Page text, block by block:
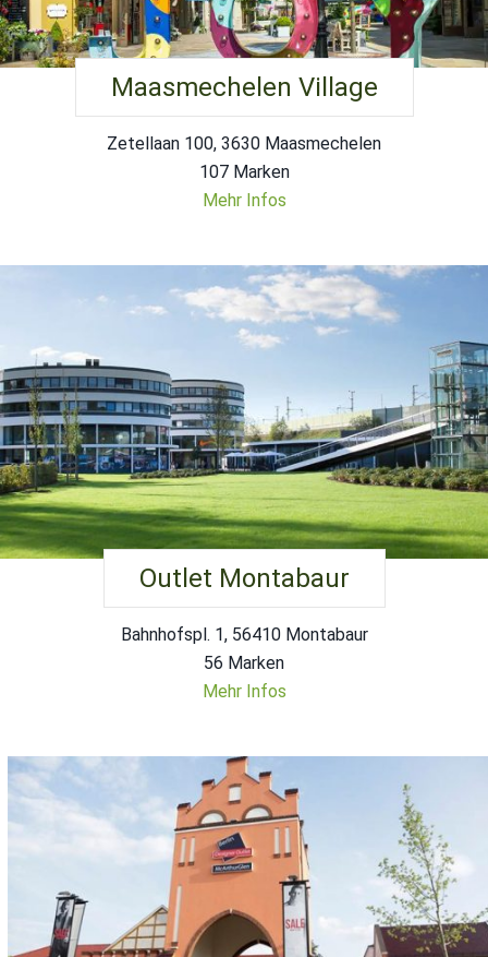
Maasmechelen Village
Zetellaan 100, 3630 Maasmechelen
107 Marken
Mehr Infos
Outlet Montabaur
Bahnhofspl. 1, 56410 Montabaur
56 Marken
Mehr Infos